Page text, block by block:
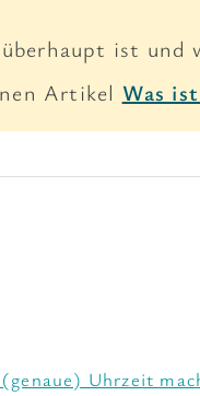
ist und
Artikel Was
Uhrzeit